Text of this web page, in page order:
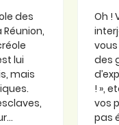
des
lui
mais
Oh !
des
! »,
vos
pas